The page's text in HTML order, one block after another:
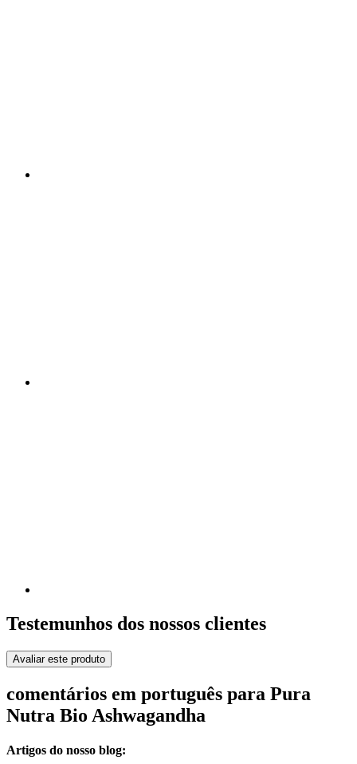
Testemunhos dos nossos clientes
Avaliar este produto
comentários em português para Pura
Nutra Bio Ashwagandha
Artigos do nosso blog: